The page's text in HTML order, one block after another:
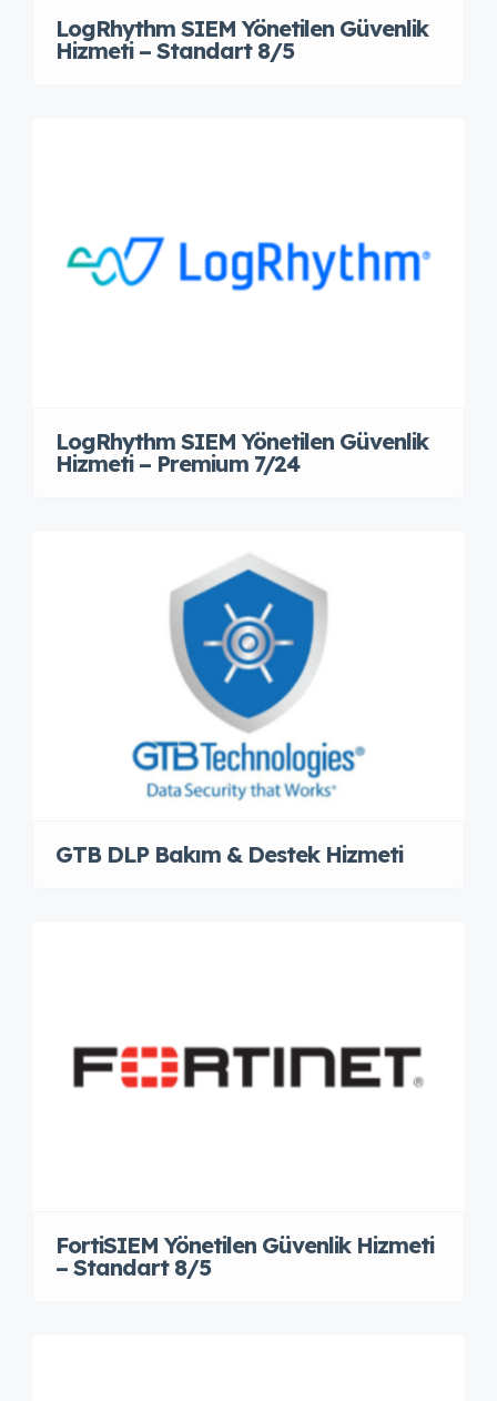
LogRhythm SIEM Yönetilen Güvenlik
Hizmeti – Standart 8/5
LogRhythm SIEM Yönetilen Güvenlik
Hizmeti – Premium 7/24
GTB DLP Bakım & Destek Hizmeti
FortiSIEM Yönetilen Güvenlik Hizmeti
– Standart 8/5